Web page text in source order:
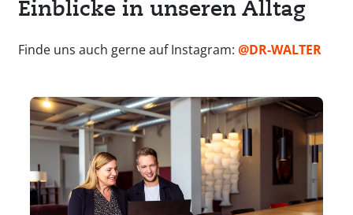
Einblicke in unseren Alltag
Finde uns auch gerne auf Instagram: @DR-WALTER